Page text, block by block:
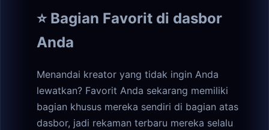
⭐ Bagian Favorit di dasbor
Anda
Menandai kreator yang tidak ingin Anda
lewatkan? Favorit Anda sekarang memiliki
bagian khusus mereka sendiri di bagian atas
dasbor, jadi rekaman terbaru mereka selalu